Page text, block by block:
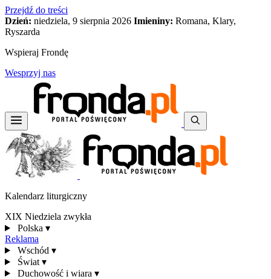
Przejdź do treści
Dzień: niedziela, 9 sierpnia 2026 Imieniny: Romana, Klary,
Ryszarda
Wspieraj Frondę
Wesprzyj nas
Kalendarz liturgiczny
XIX Niedziela zwykła
Polska ▾
Reklama
Wschód ▾
Świat ▾
Duchowość i wiara ▾